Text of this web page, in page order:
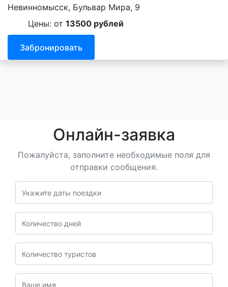
Невинномысск, Бульвар Мира, 9
Цены: от 13500 рублей
Забронировать
Онлайн-заявка
Пожалуйста, заполните необходимые поля для
отправки сообщения.